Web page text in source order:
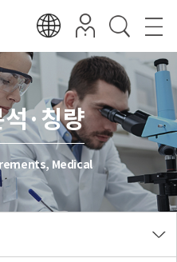
·칭량
Medical